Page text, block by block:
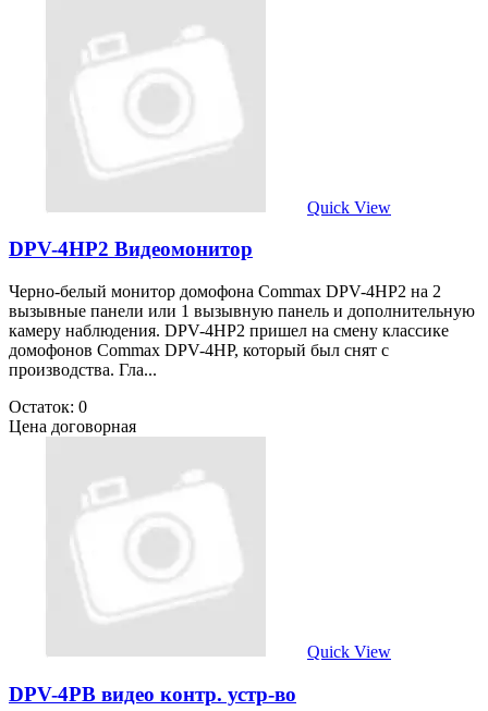
Quick View
DPV-4HP2 Видеомонитор
Черно-белый монитор домофона Commax DPV-4HP2 на 2
вызывные панели или 1 вызывную панель и дополнительную
камеру наблюдения. DPV-4HP2 пришел на смену классике
домофонов Commax DPV-4HP, который был снят с
производства. Гла...
Остаток: 0
Цена договорная
Quick View
DPV-4PB видео контр. устр-во